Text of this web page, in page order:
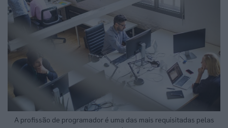
A profissão de programador é uma das mais requisitadas pelas